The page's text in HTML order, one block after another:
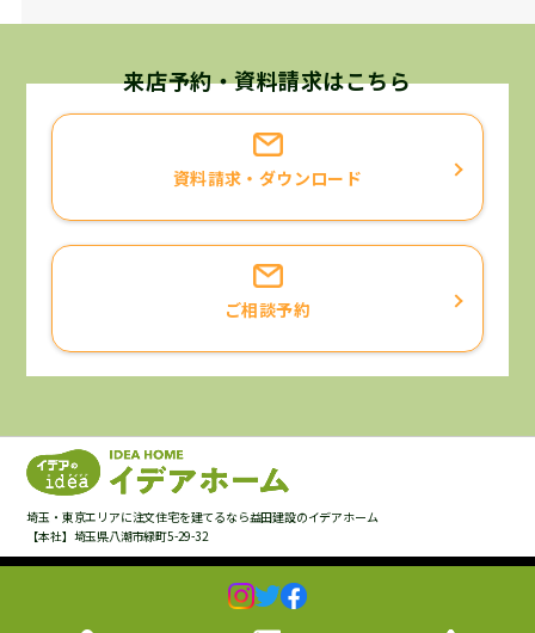
来店予約・資料請求はこちら
ご相談予約
資料請求・ダウンロード
埼玉・東京エリアに注文住宅を建てるなら益田建設のイデアホーム
【本社】埼玉県八潮市緑町5-29-32
Copyright © Masuda Construction,Inc. All Rights Reserved.